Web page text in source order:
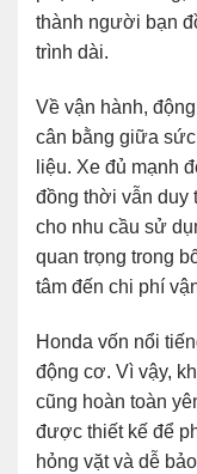
thành người bạn
trình dài.
Về vận hành,
cân bằng giữa
liệu. Xe đủ mạnh
đồng thời vẫn duy
cho nhu cầu sử
quan trọng trong
tâm đến chi phí
Honda vốn nổi
động cơ. Vì vậy,
cũng hoàn toàn
được thiết kế để
hỏng vặt và dễ